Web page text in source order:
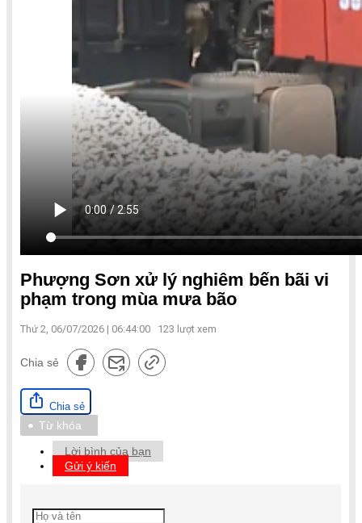
Phượng Sơn xử lý nghiêm bến bãi vi
phạm trong mùa mưa bão
Thứ 2, 06/07/2026 | 06:44:00 123 lượt xem
Chia sẻ
Chia sẻ
Từ khóa
Lời bình của bạn
Gửi ý kiến